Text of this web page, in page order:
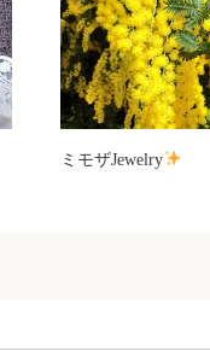
ミモザJewelry